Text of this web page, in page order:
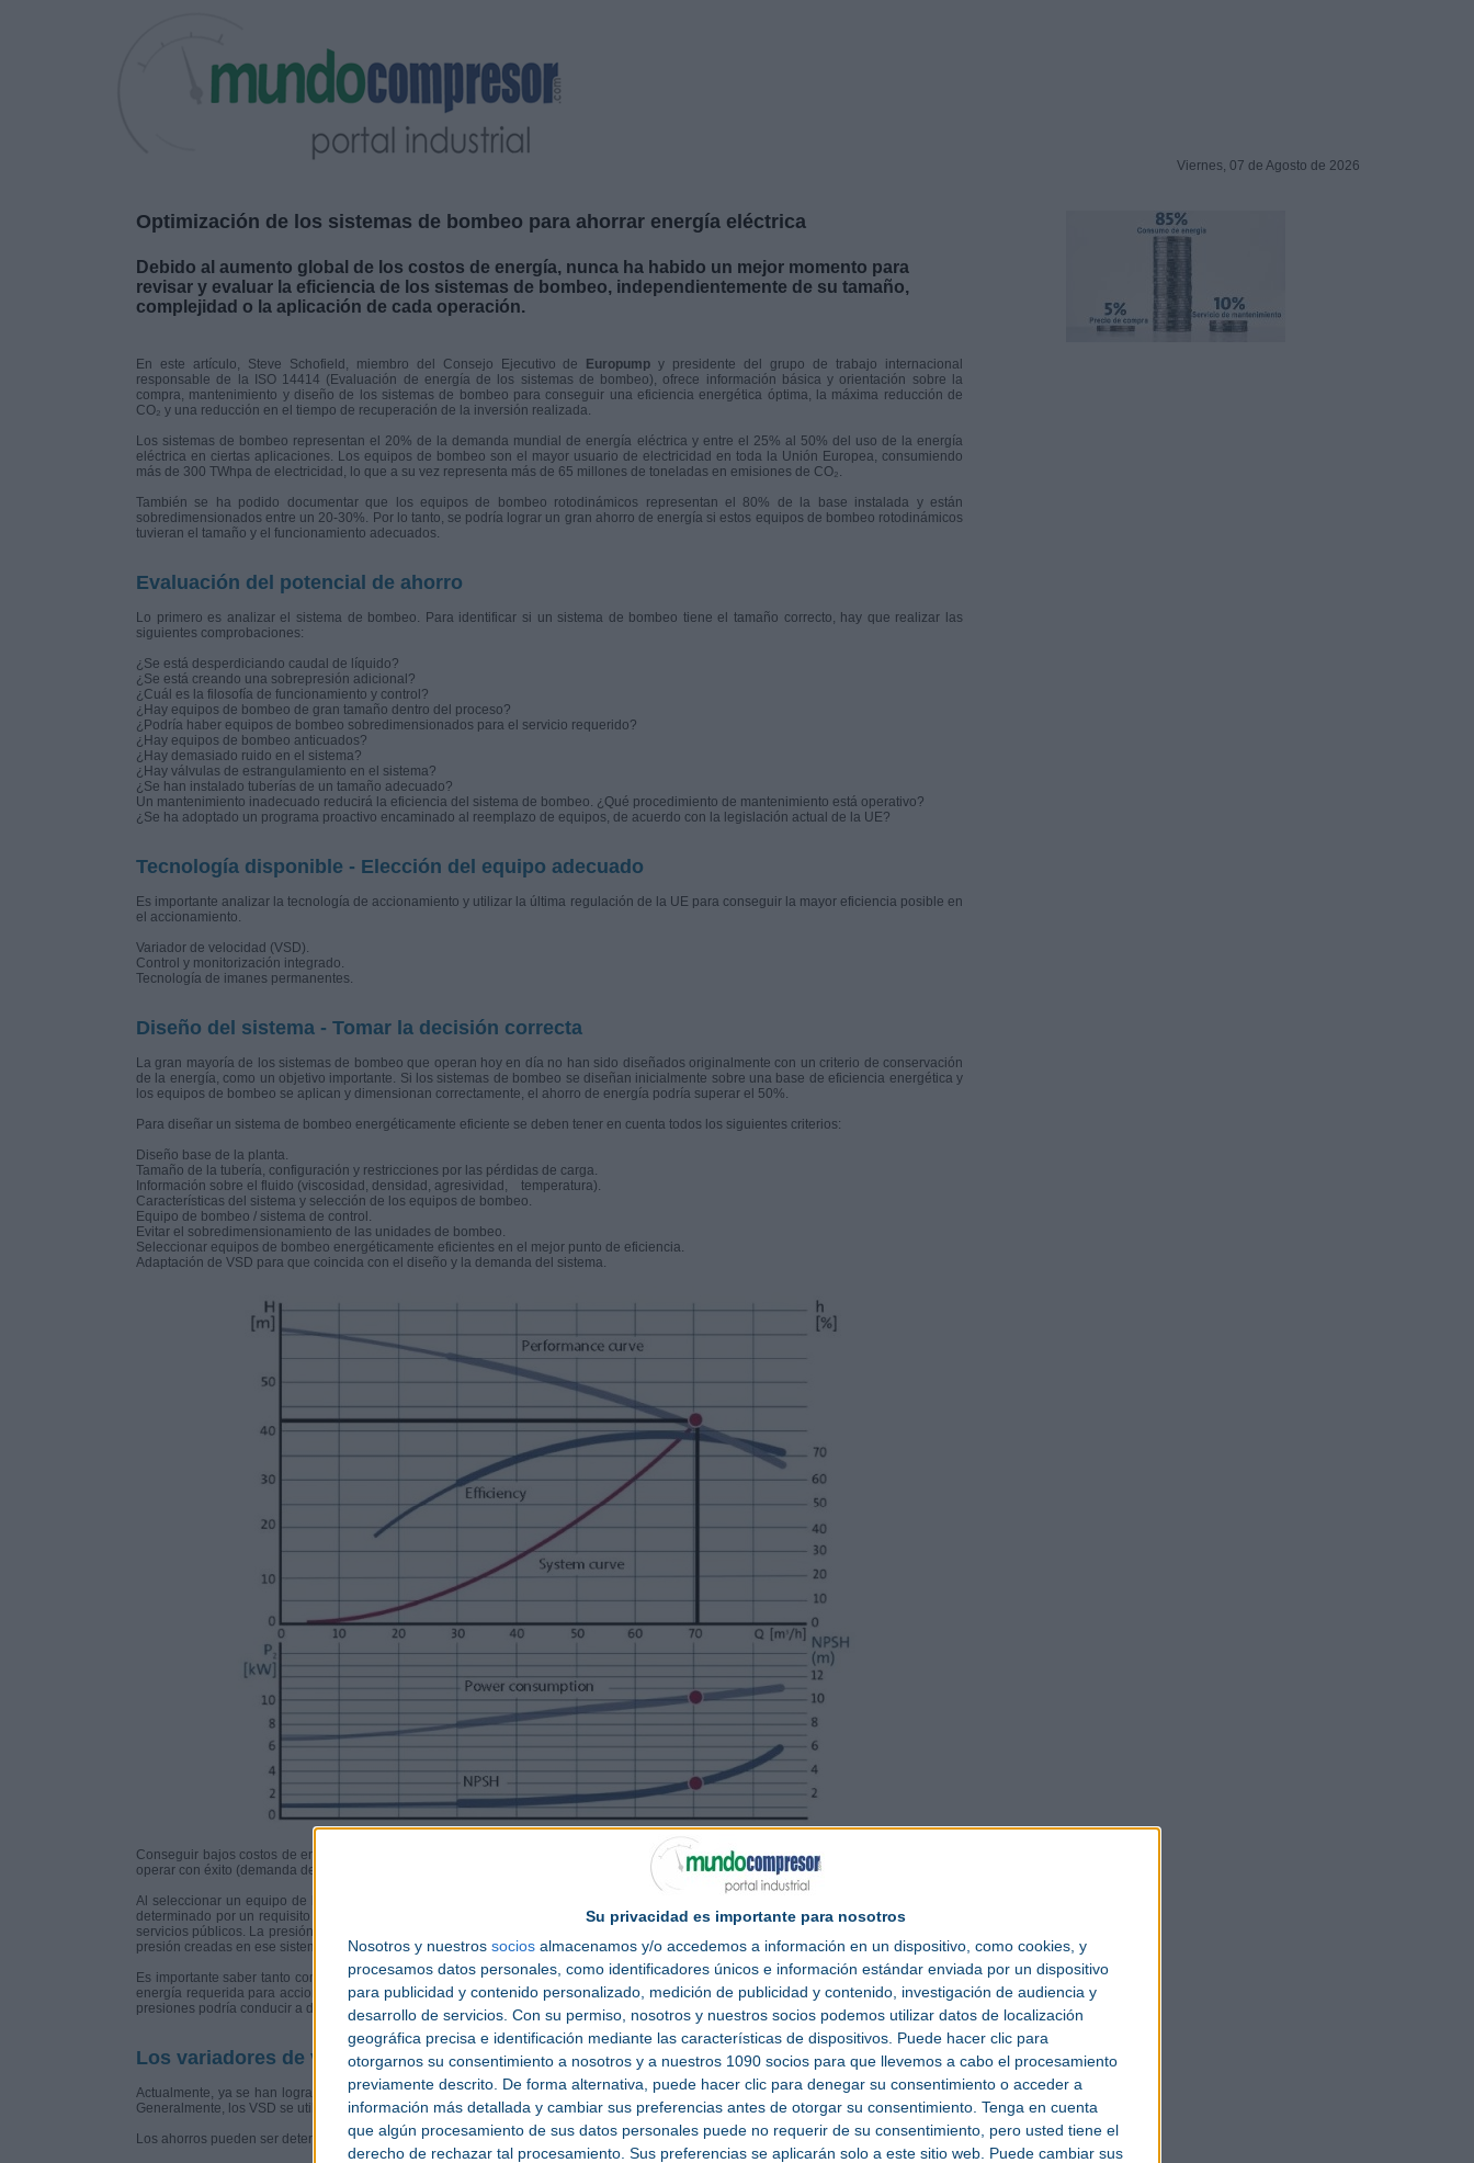
Su privacidad es importante para nosotros
Nosotros y nuestros socios almacenamos y/o accedemos a información en un dispositivo, como cookies, y
procesamos datos personales, como identificadores únicos e información estándar enviada por un dispositivo
para publicidad y contenido personalizado, medición de publicidad y contenido, investigación de audiencia y
desarrollo de servicios. Con su permiso, nosotros y nuestros socios podemos utilizar datos de localización
geográfica precisa e identificación mediante las características de dispositivos. Puede hacer clic para
otorgarnos su consentimiento a nosotros y a nuestros 1090 socios para que llevemos a cabo el procesamiento
previamente descrito. De forma alternativa, puede hacer clic para denegar su consentimiento o acceder a
información más detallada y cambiar sus preferencias antes de otorgar su consentimiento. Tenga en cuenta
que algún procesamiento de sus datos personales puede no requerir de su consentimiento, pero usted tiene el
derecho de rechazar tal procesamiento. Sus preferencias se aplicarán solo a este sitio web. Puede cambiar sus
Viernes, 07 de Agosto de 2026
Optimización de los sistemas de bombeo para ahorrar energía eléctrica
Debido al aumento global de los costos de energía, nunca ha habido un mejor momento para
revisar y evaluar la eficiencia de los sistemas de bombeo, independientemente de su tamaño,
complejidad o la aplicación de cada operación.
En este artículo, Steve Schofield, miembro del Consejo Ejecutivo de Europumpy presidente del grupo de trabajo internacional
responsable de la ISO 14414 (Evaluación de energía de los sistemas de bombeo), ofrece información básica y orientación sobre la
compra, mantenimiento y diseño de los sistemas de bombeo para conseguir una eficiencia energética óptima, la máxima reducción de
CO₂ y una reducción en el tiempo de recuperación de la inversión realizada.
Los sistemas de bombeo representan el 20% de la demanda mundial de energía eléctrica y entre el 25% al 50% del uso de la energía
eléctrica en ciertas aplicaciones. Los equipos de bombeo son el mayor usuario de electricidad en toda la Unión Europea, consumiendo
más de 300 TWhpa de electricidad, lo que a su vez representa más de 65 millones de toneladas en emisiones de CO₂.
También se ha podido documentar que los equipos de bombeo rotodinámicos representan el 80% de la base instalada y están
sobredimensionados entre un 20-30%. Por lo tanto, se podría lograr un gran ahorro de energía si estos equipos de bombeo rotodinámicos
tuvieran el tamaño y el funcionamiento adecuados.
Evaluación del potencial de ahorro
Lo primero es analizar el sistema de bombeo. Para identificar si un sistema de bombeo tiene el tamaño correcto, hay que realizar las
siguientes comprobaciones:
¿Se está desperdiciando caudal de líquido?
¿Se está creando una sobrepresión adicional?
¿Cuál es la filosofía de funcionamiento y control?
¿Hay equipos de bombeo de gran tamaño dentro del proceso?
¿Podría haber equipos de bombeo sobredimensionados para el servicio requerido?
¿Hay equipos de bombeo anticuados?
¿Hay demasiado ruido en el sistema?
¿Hay válvulas de estrangulamiento en el sistema?
¿Se han instalado tuberías de un tamaño adecuado?
Un mantenimiento inadecuado reducirá la eficiencia del sistema de bombeo. ¿Qué procedimiento de mantenimiento está operativo?
¿Se ha adoptado un programa proactivo encaminado al reemplazo de equipos, de acuerdo con la legislación actual de la UE?
Tecnología disponible - Elección del equipo adecuado
Es importante analizar la tecnología de accionamiento y utilizar la última regulación de la UE para conseguir la mayor eficiencia posible en
el accionamiento.
Variador de velocidad (VSD).
Control y monitorización integrado.
Tecnología de imanes permanentes.
Diseño del sistema - Tomar la decisión correcta
La gran mayoría de los sistemas de bombeo que operan hoy en día no han sido diseñados originalmente con un criterio de conservación
de la energía, como un objetivo importante. Si los sistemas de bombeo se diseñan inicialmente sobre una base de eficiencia energética y
los equipos de bombeo se aplican y dimensionan correctamente, el ahorro de energía podría superar el 50%.
Para diseñar un sistema de bombeo energéticamente eficiente se deben tener en cuenta todos los siguientes criterios:
Diseño base de la planta.
Tamaño de la tubería, configuración y restricciones por las pérdidas de carga.
Información sobre el fluido (viscosidad, densidad, agresividad, temperatura).
Características del sistema y selección de los equipos de bombeo.
Equipo de bombeo / sistema de control.
Evitar el sobredimensionamiento de las unidades de bombeo.
Seleccionar equipos de bombeo energéticamente eficientes en el mejor punto de eficiencia.
Adaptación de VSD para que coincida con el diseño y la demanda del sistema.
Conseguir bajos costos de energía es el resultado directo de conocer cuál es el caudal y la presión mínima que requiere el sistema para
operar con éxito (demanda del sistema), y luego seleccionar el equipo de bombeo del tamaño correcto adaptándolo al sistema.
Al seleccionar un equipo de bombeo, es importante conocer el caudal y la presión requeridos para dicho equipo. El caudal puede estar
determinado por un requisito del proceso, por el calentamiento o enfriamiento de un sistema o por la demanda máxima de agua para los
servicios públicos. La presión requerida puede ser la necesaria para elevar el líquido dentro de un sistema o para superar las pérdidas de
presión creadas en ese sistema a medida que el líquido pasa a través de él.
Es importante saber tanto como sea posible sobre el sistema de bombeo y crear un perfil de presión/caudal adecuado a ese sistema. La
energía requerida para accionar el equipo de bombeo está directamente relacionada con el caudal y la presión requerida. Generar altas
presiones podría conducir a diseños ineficientes y, por lo tanto, es importante que ni el caudal ni la presión estén sobredimensionados.
Los variadores de velocidad pueden ahorrar energía
Actualmente, ya se han logrado importantes ahorros de energía mediante el uso de variadores de velocidad y motores de alta eficiencia.
Generalmente, los VSD se utilizan para ajustar continuamente la velocidad del equipo de bombeo a la demanda.
Los ahorros pueden ser determinados mediante las leyes de afinidad: